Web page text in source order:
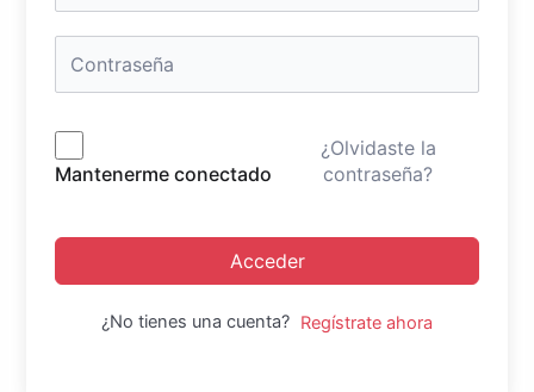
Mantenerme conectado
¿Olvidaste la
contraseña?
Acceder
¿No tienes una cuenta? Regístrate ahora